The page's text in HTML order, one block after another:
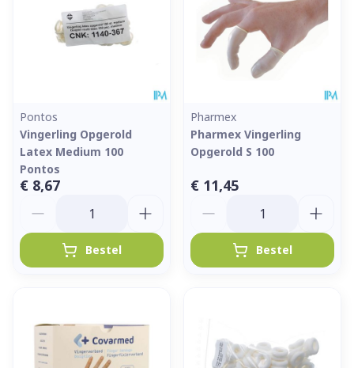
Pontos
Vingerling Opgerold
Latex Medium 100
Pontos
€ 8,67
Bestel
Pharmex
Pharmex Vingerling
Opgerold S 100
€ 11,45
Bestel